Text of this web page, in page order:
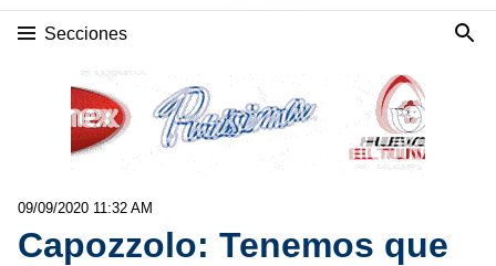
Secciones
09/09/2020 11:32 AM
Capozzolo: Tenemos que